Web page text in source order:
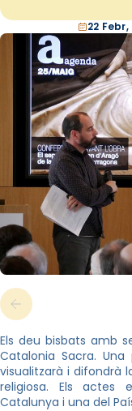
22 Febr,
Els deu bisbats amb
Catalonia Sacra.
visualitzarà i difondrà
religiosa. Els actes
Catalunya i una del